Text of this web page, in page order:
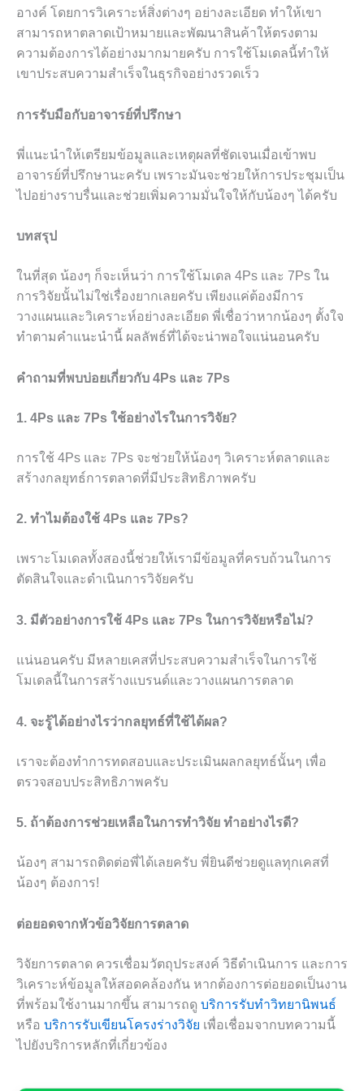
อางค์ โดยการวิเคราะห์สิ่งต่างๆ อย่างละเอียด ทำให้เขา
สามารถหาตลาดเป้าหมายและพัฒนาสินค้าให้ตรงตาม
ความต้องการได้อย่างมากมายครับ การใช้โมเดลนี้ทำให้
เขาประสบความสำเร็จในธุรกิจอย่างรวดเร็ว
การรับมือกับอาจารย์ที่ปรึกษา
พี่แนะนำให้เตรียมข้อมูลและเหตุผลที่ชัดเจนเมื่อเข้าพบ
อาจารย์ที่ปรึกษานะครับ เพราะมันจะช่วยให้การประชุมเป็น
ไปอย่างราบรื่นและช่วยเพิ่มความมั่นใจให้กับน้องๆ ได้ครับ
บทสรุป
ในที่สุด น้องๆ ก็จะเห็นว่า การใช้โมเดล 4Ps และ 7Ps ใน
การวิจัยนั้นไม่ใช่เรื่องยากเลยครับ เพียงแค่ต้องมีการ
วางแผนและวิเคราะห์อย่างละเอียด พี่เชื่อว่าหากน้องๆ ตั้งใจ
ทำตามคำแนะนำนี้ ผลลัพธ์ที่ได้จะน่าพอใจแน่นอนครับ
คำถามที่พบบ่อยเกี่ยวกับ 4Ps และ 7Ps
1. 4Ps และ 7Ps ใช้อย่างไรในการวิจัย?
การใช้ 4Ps และ 7Ps จะช่วยให้น้องๆ วิเคราะห์ตลาดและ
สร้างกลยุทธ์การตลาดที่มีประสิทธิภาพครับ
2. ทำไมต้องใช้ 4Ps และ 7Ps?
เพราะโมเดลทั้งสองนี้ช่วยให้เรามีข้อมูลที่ครบถ้วนในการ
ตัดสินใจและดำเนินการวิจัยครับ
3. มีตัวอย่างการใช้ 4Ps และ 7Ps ในการวิจัยหรือไม่?
แน่นอนครับ มีหลายเคสที่ประสบความสำเร็จในการใช้
โมเดลนี้ในการสร้างแบรนด์และวางแผนการตลาด
4. จะรู้ได้อย่างไรว่ากลยุทธ์ที่ใช้ได้ผล?
เราจะต้องทำการทดสอบและประเมินผลกลยุทธ์นั้นๆ เพื่อ
ตรวจสอบประสิทธิภาพครับ
5. ถ้าต้องการช่วยเหลือในการทำวิจัย ทำอย่างไรดี?
น้องๆ สามารถติดต่อพี่ได้เลยครับ พี่ยินดีช่วยดูแลทุกเคสที่
น้องๆ ต้องการ!
ต่อยอดจากหัวข้อวิจัยการตลาด
วิจัยการตลาด ควรเชื่อมวัตถุประสงค์ วิธีดำเนินการ และการ
วิเคราะห์ข้อมูลให้สอดคล้องกัน หากต้องการต่อยอดเป็นงาน
ที่พร้อมใช้งานมากขึ้น สามารถดู บริการรับทำวิทยานิพนธ์
หรือ บริการรับเขียนโครงร่างวิจัย เพื่อเชื่อมจากบทความนี้
ไปยังบริการหลักที่เกี่ยวข้อง